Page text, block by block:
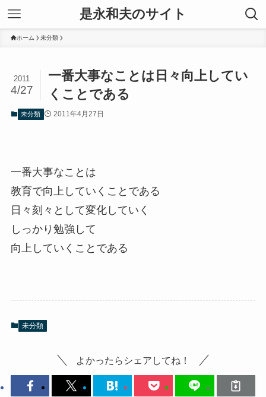
是永和夫のサイト
ホーム 未分類
一番大事なことは日々向上してい
くことである
2011
4/27
未分類 2011年4月27日
一番大事なことは
教育で向上していくことである
日々刻々として変化していく
しっかり勉強して
向上していくことである
未分類
よかったらシェアしてね！